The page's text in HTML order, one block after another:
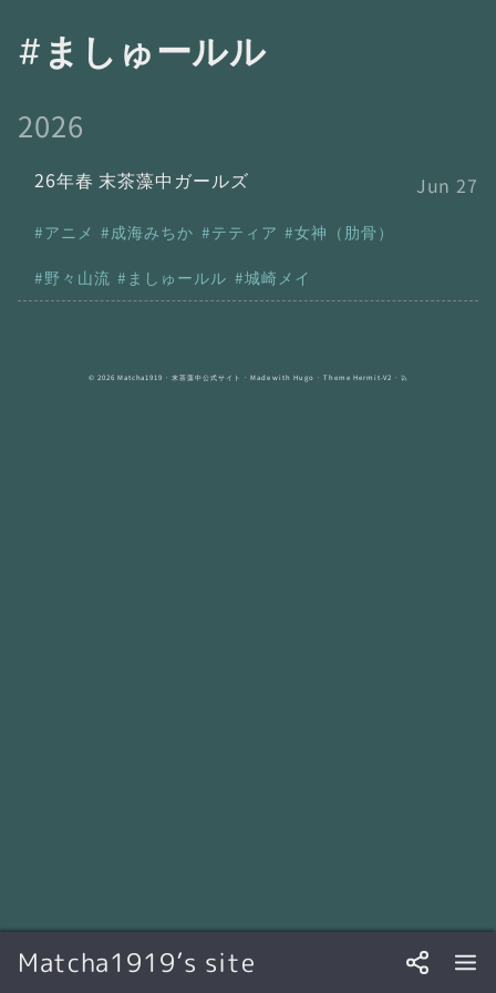
Matcha1919’s site
ましゅールル
2026
26年春 末茶藻中ガールズ Jun 27
アニメ 成海みちか テティア 女神（肋骨）
野々山流 ましゅールル 城崎メイ
© 2026 Matcha1919 · 末茶藻中公式サイト · Made withHugo · Theme Hermit-V2 ·